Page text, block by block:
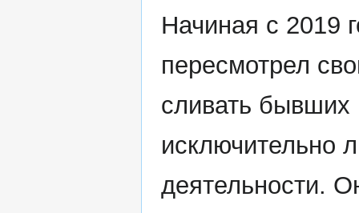
Начиная с 2019
пересмотрел
сливать бывших
исключительно
деятельности.